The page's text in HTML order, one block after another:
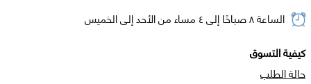
الساعة ٨ صباحًا إلى ٤ مساء من الأحد إلى الخميس
كيفية التسوق
حالة الطلب